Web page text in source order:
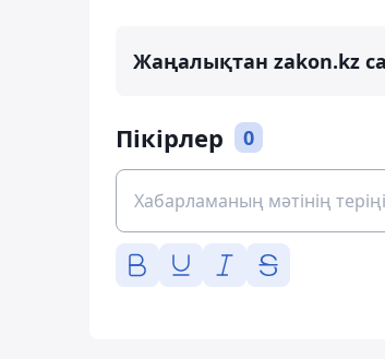
Жаңалықтан zakon.kz
Пікірлер 0